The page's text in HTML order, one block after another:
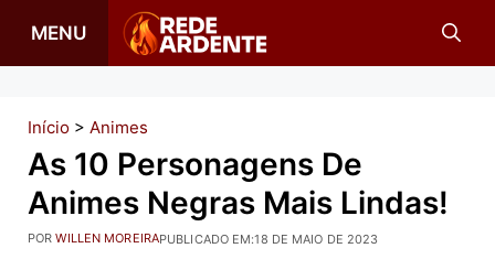
para
conteúdo
MENU
Início > Animes
As 10 Personagens De
Animes Negras Mais Lindas!
PUBLICADO EM:18 DE MAIO DE 2023
PORWILLEN MOREIRA